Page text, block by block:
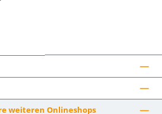
weiteren Onlineshops